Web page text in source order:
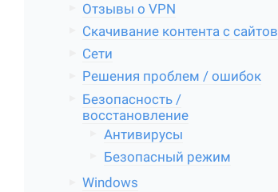
Отзывы о VPN
Скачивание контента с сайтов
Сети
Решения проблем / ошибок
Безопасность /
восстановление
Антивирусы
Безопасный режим
Windows